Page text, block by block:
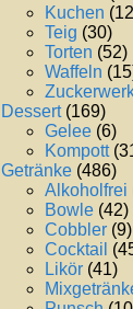
Kuchen
Teig (30)
Torten (52)
Waffeln
Dessert(169)
Gelee (6)
Kompott
Getränke (486)
Alkoholfrei
Bowle (42)
Cobbler (9)
Cocktail
Likör (41)